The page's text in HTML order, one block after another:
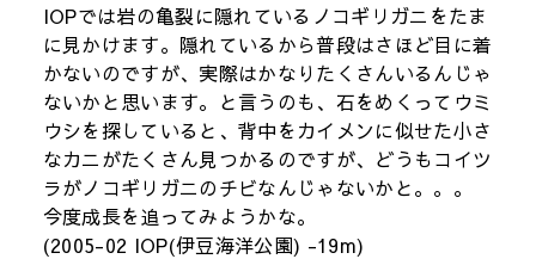
IOPでは岩の亀裂に隠れているノコギリガニをたま
に見かけます。隠れているから普段はさほど目に着
かないのですが、実際はかなりたくさんいるんじゃ
ないかと思います。と言うのも、石をめくってウミ
ウシを探していると、背中をカイメンに似せた小さ
なカニがたくさん見つかるのですが、どうもコイツ
ラがノコギリガニのチビなんじゃないかと。。。
今度成長を追ってみようかな。
(2005-02 IOP(伊豆海洋公園) -19m)